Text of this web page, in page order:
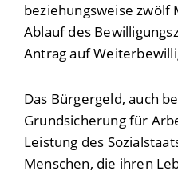
beziehungsweise zwölf
Ablauf des
Antrag auf
Das Bürgergeld, auch
Grundsicherung für
Leistung des
Menschen, die ihren